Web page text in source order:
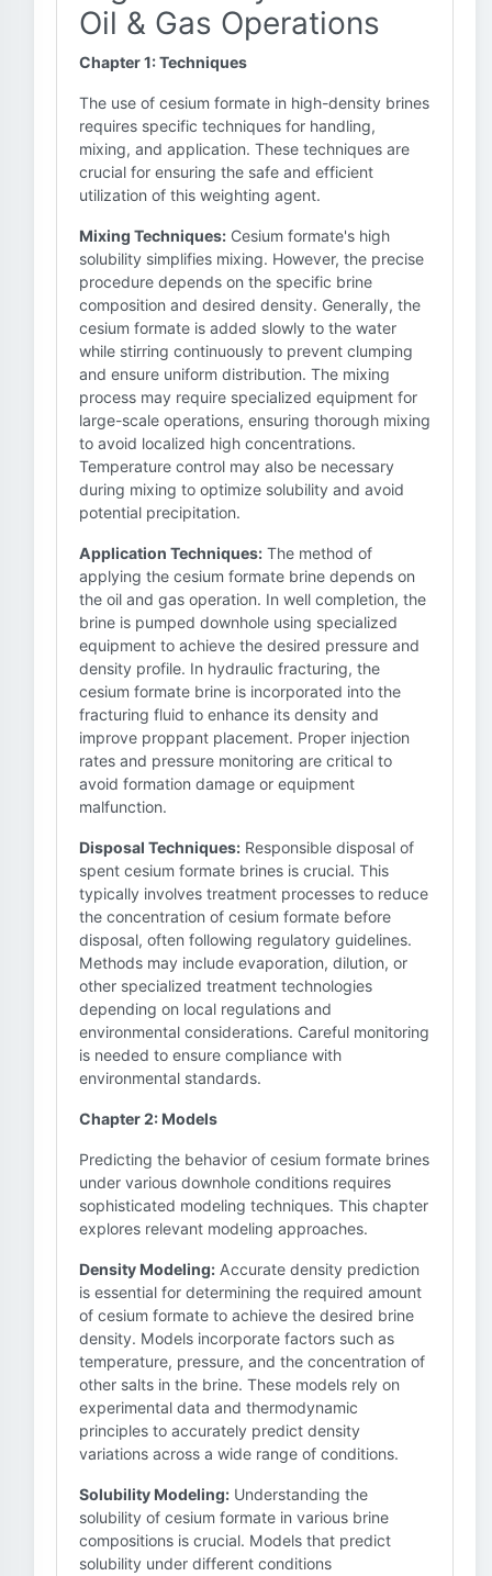
Oil & Gas Operations
Chapter 1: Techniques
The use of cesium formate in high-density brines
requires specific techniques for handling,
mixing, and application. These techniques are
crucial for ensuring the safe and efficient
utilization of this weighting agent.
Mixing Techniques: Cesium formate's high
solubility simplifies mixing. However, the precise
procedure depends on the specific brine
composition and desired density. Generally, the
cesium formate is added slowly to the water
while stirring continuously to prevent clumping
and ensure uniform distribution. The mixing
process may require specialized equipment for
large-scale operations, ensuring thorough mixing
to avoid localized high concentrations.
Temperature control may also be necessary
during mixing to optimize solubility and avoid
potential precipitation.
Application Techniques: The method of
applying the cesium formate brine depends on
the oil and gas operation. In well completion, the
brine is pumped downhole using specialized
equipment to achieve the desired pressure and
density profile. In hydraulic fracturing, the
cesium formate brine is incorporated into the
fracturing fluid to enhance its density and
improve proppant placement. Proper injection
rates and pressure monitoring are critical to
avoid formation damage or equipment
malfunction.
Disposal Techniques: Responsible disposal of
spent cesium formate brines is crucial. This
typically involves treatment processes to reduce
the concentration of cesium formate before
disposal, often following regulatory guidelines.
Methods may include evaporation, dilution, or
other specialized treatment technologies
depending on local regulations and
environmental considerations. Careful monitoring
is needed to ensure compliance with
environmental standards.
Chapter 2: Models
Predicting the behavior of cesium formate brines
under various downhole conditions requires
sophisticated modeling techniques. This chapter
explores relevant modeling approaches.
Density Modeling: Accurate density prediction
is essential for determining the required amount
of cesium formate to achieve the desired brine
density. Models incorporate factors such as
temperature, pressure, and the concentration of
other salts in the brine. These models rely on
experimental data and thermodynamic
principles to accurately predict density
variations across a wide range of conditions.
Solubility Modeling: Understanding the
solubility of cesium formate in various brine
compositions is crucial. Models that predict
solubility under different conditions